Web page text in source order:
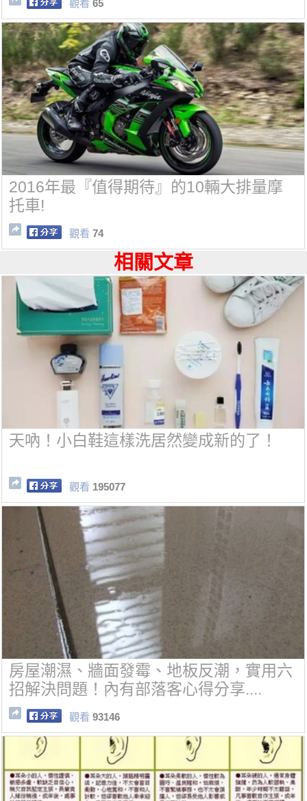
觀看 65
2016年最『值得期待』的10輛大排量摩
托車!
觀看 74
相關文章
天吶！小白鞋這樣洗居然變成新的了！
觀看 195077
房屋潮濕、牆面發霉、地板反潮，實用六
招解決問題！內有部落客心得分享....
觀看 93146